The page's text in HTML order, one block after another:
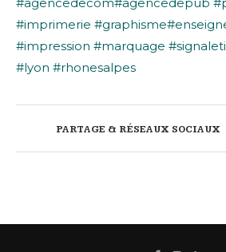
#imprimerie #graphisme
#impression #marquage
#lyon #rhonesalpes
PARTAGE & RÉSEAUX SOCIAUX